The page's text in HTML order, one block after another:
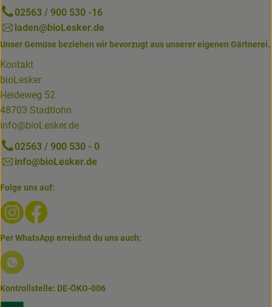
02563 / 900 530 -16
laden@bioLesker.de
Unser Gemüse beziehen wir bevorzugt aus unserer eigenen Gärtnerei.
Kontakt
bioLesker
Heideweg 52
48703 Stadtlohn
info@bioLesker.de
02563 / 900 530 - 0
info@bioLesker.de
Folge uns auf:
Externer Link zu https://www.instagram.com/biolesker/
Per WhatsApp erreichst du uns auch:
Externer Link zu https://www.biolesker.de/lieferservice/
Kontrollstelle: DE-ÖKO-006